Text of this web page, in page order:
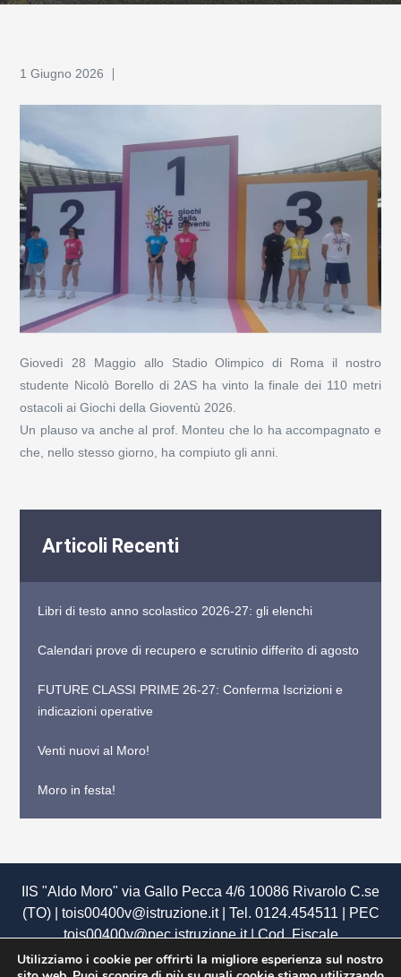
1 Giugno 2026
Giovedì 28 Maggio allo Stadio Olimpico di Roma il nostro
studente Nicolò Borello di 2AS ha vinto la finale dei 110 metri
ostacoli ai Giochi della Gioventù 2026.
Un plauso va anche al prof. Monteu che lo ha accompagnato e
che, nello stesso giorno, ha compiuto gli anni.
Articoli Recenti
Libri di testo anno scolastico 2026-27: gli elenchi
Calendari prove di recupero e scrutinio differito di agosto
FUTURE CLASSI PRIME 26-27: Conferma Iscrizioni e
indicazioni operative
Venti nuovi al Moro!
Moro in festa!
IIS "Aldo Moro" via Gallo Pecca 4/6 10086 Rivarolo C.se
(TO) | tois00400v@istruzione.it | Tel. 0124.454511 | PEC
tois00400v@pec.istruzione.it| Cod. Fiscale
85502120018 | Cod. Meccanografico TOIS00400V |
Utilizziamo i cookie per offrirti la migliore esperienza sul nostro